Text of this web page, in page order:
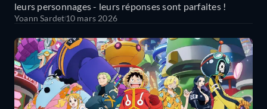
leurs personnages - leurs réponses sont parfaites !
Yoann Sardet10 mars 2026